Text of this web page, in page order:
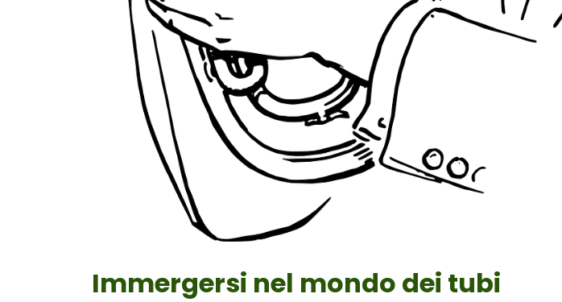
Immergersi nel mondo dei tubi
Musica